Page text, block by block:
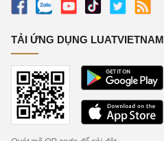
TẢI ỨNG DỤNG LUATVIETNAM